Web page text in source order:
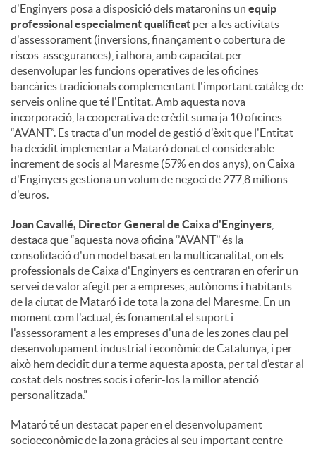
d'Enginyers posa a disposició dels mataronins un equip
professional especialment qualificat per a les activitats
d'assessorament (inversions, finançament o cobertura de
riscos-assegurances), i alhora, amb capacitat per
desenvolupar les funcions operatives de les oficines
bancàries tradicionals complementant l'important catàleg de
serveis online que té l'Entitat. Amb aquesta nova
incorporació, la cooperativa de crèdit suma ja 10 oficines
“AVANT”. Es tracta d'un model de gestió d'èxit que l'Entitat
ha decidit implementar a Mataró donat el considerable
increment de socis al Maresme (57% en dos anys), on Caixa
d'Enginyers gestiona un volum de negoci de 277,8 milions
d'euros.
Joan Cavallé, Director General de Caixa d'Enginyers
destaca que “aquesta nova oficina ‘’AVANT’’ és la
consolidació d'un model basat en la multicanalitat, on els
professionals de Caixa d'Enginyers es centraran en oferir un
servei de valor afegit per a empreses, autònoms i habitants
de la ciutat de Mataró i de tota la zona del Maresme. En un
moment com l'actual, és fonamental el suport i
l'assessorament a les empreses d'una de les zones clau pel
desenvolupament industrial i econòmic de Catalunya, i per
això hem decidit dur a terme aquesta aposta, per tal d’estar al
costat dels nostres socis i oferir-los la millor atenció
personalitzada.”
Mataró té un destacat paper en el desenvolupament
socioeconòmic de la zona gràcies al seu important centre